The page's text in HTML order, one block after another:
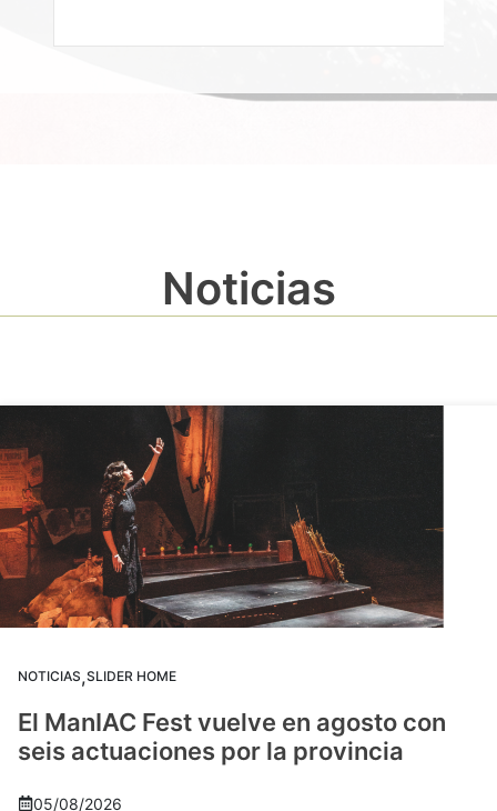
Noticias
NOTICIAS,SLIDER HOME
El ManIAC Fest vuelve en agosto con
seis actuaciones por la provincia
05/08/2026